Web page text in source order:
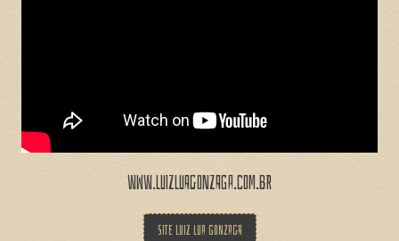
www.luizluagonzaga.com.br
SITE LUIZ LUA GONZAGA